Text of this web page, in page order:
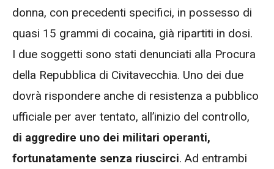
donna, con precedenti specifici, in possesso di
quasi 15 grammi di cocaina, già ripartiti in dosi.
I due soggetti sono stati denunciati alla Procura
della Repubblica di Civitavecchia. Uno dei due
dovrà rispondere anche di resistenza a pubblico
ufficiale per aver tentato, all’inizio del controllo,
di aggredire uno dei militari operanti,
fortunatamente senza riuscirci. Ad entrambi